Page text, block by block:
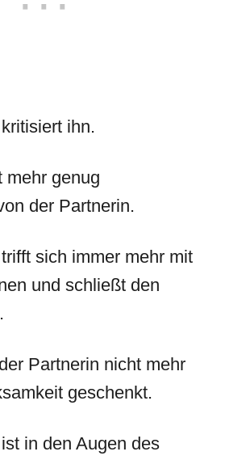
ihn.
mehr genug
der Partnerin.
sich immer mehr mit
und schließt den
Partnerin nicht mehr
geschenkt.
in den Augen des